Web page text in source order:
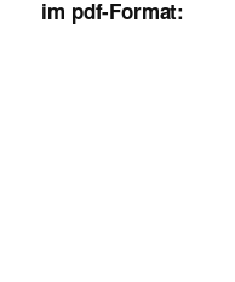
im pdf-Format: